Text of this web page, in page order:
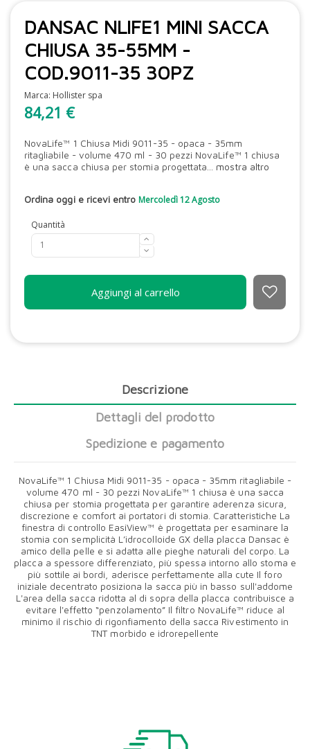
DANSAC NLIFE1 MINI SACCA
CHIUSA 35-55MM -
COD.9011-35 30PZ
Marca: Hollister spa
84,21 €
NovaLife™ 1 Chiusa Midi 9011-35 - opaca - 35mm
ritagliabile - volume 470 ml - 30 pezzi NovaLife™ 1 chiusa
è una sacca chiusa per stomia progettata... mostra altro
Ordina oggi e ricevi entroMercoledì 12 Agosto
Quantità
Aggiungi al carrello
Descrizione
Dettagli del prodotto
Spedizione e pagamento
NovaLife™ 1 Chiusa Midi 9011-35 - opaca - 35mm ritagliabile -
volume 470 ml - 30 pezzi NovaLife™ 1 chiusa è una sacca
chiusa per stomia progettata per garantire aderenza sicura,
discrezione e comfort ai portatori di stomia. Caratteristiche La
finestra di controllo EasiView™ è progettata per esaminare la
stomia con semplicità L’idrocolloide GX della placca Dansac è
amico della pelle e si adatta alle pieghe naturali del corpo. La
placca a spessore differenziato, più spessa intorno allo stoma e
più sottile ai bordi, aderisce perfettamente alla cute Il foro
iniziale decentrato posiziona la sacca più in basso sull'addome
L'area della sacca ridotta al di sopra della placca contribuisce a
evitare l'effetto “penzolamento” Il filtro NovaLife™ riduce al
minimo il rischio di rigonfiamento della sacca Rivestimento in
TNT morbido e idrorepellente